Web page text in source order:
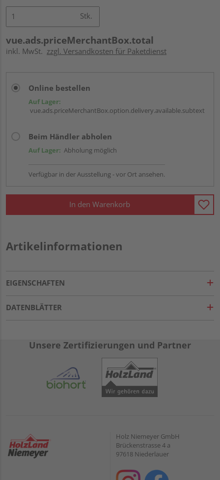
Stk.
vue.ads.priceMerchantBox.total
inkl. MwSt. zzgl. Versandkosten für Paketdienst
Online bestellen
Auf Lager:
vue.ads.priceMerchantBox.option.delivery.available.subtext
Beim Händler abholen
Auf Lager: Abholung möglich
Verfügbar in der Ausstellung - vor Ort ansehen.
In den Warenkorb
Artikelinformationen
EIGENSCHAFTEN
DATENBLÄTTER
Unsere Zertifizierungen und Partner
Holz Niemeyer GmbH
Brückenstrasse 4 a
97618 Niederlauer